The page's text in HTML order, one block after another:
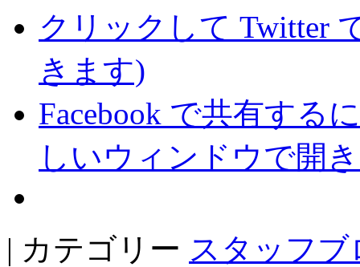
クリックして Twitter
きます)
Facebook で共有する
しいウィンドウで開
| カテゴリー スタッフブ